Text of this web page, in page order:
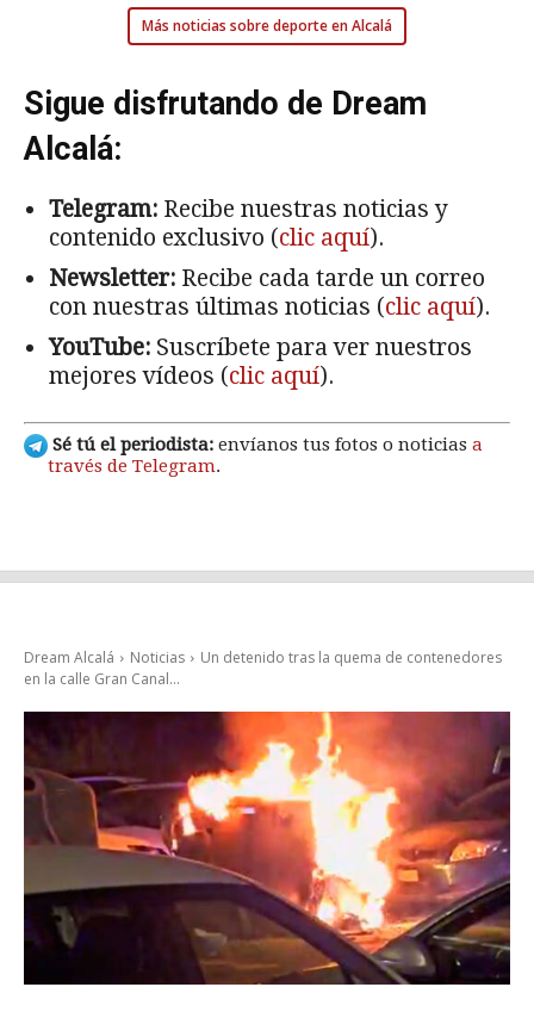
Más noticias sobre deporte en Alcalá
Sigue disfrutando de Dream
Alcalá:
Telegram: Recibe nuestras noticias y
contenido exclusivo (clic aquí).
Newsletter: Recibe cada tarde un correo
con nuestras últimas noticias (clic aquí).
YouTube: Suscríbete para ver nuestros
mejores vídeos (clic aquí).
Sé tú el periodista: envíanos tus fotos o noticias a
través de Telegram.